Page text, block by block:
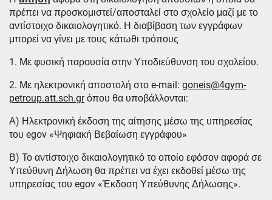
πρέπει να προσκομιστεί/αποσταλεί στο σχολείο μαζί με το
αντίστοιχο δικαιολογητικό. Η διαβίβαση των εγγράφων
μπορεί να γίνει με τους κάτωθι τρόπους
1. Με φυσική παρουσία στην Υποδιεύθυνση του σχολείου.
2. Με ηλεκτρονική αποστολή στο e-mail: goneis@4gym-
petroup.att.sch.grόπου θα υποβάλλονται:
Α) Ηλεκτρονική έκδοση της αίτησης μέσω της υπηρεσίας
του egov «Ψηφιακή Βεβαίωση εγγράφου»
Β) Το αντίστοιχο δικαιολογητικό το οποίο εφόσον αφορά σε
Υπεύθυνη Δήλωση θα πρέπει να έχει εκδοθεί μέσω της
υπηρεσίας του egov «Έκδοση Υπεύθυνης Δήλωσης».